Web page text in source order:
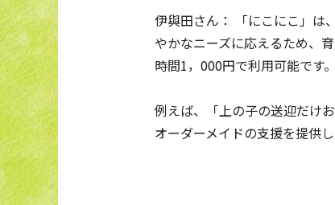
伊與田さん： 「にこにこ」は
やかなニーズに応えるため、
時間1，000円で利用可能です。
例えば、「上の子の送迎だけ
オーダーメイドの支援を提供し